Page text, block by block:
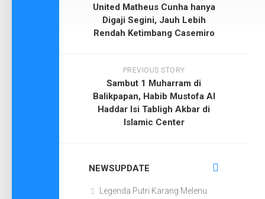
United Matheus Cunha hanya
Digaji Segini, Jauh Lebih
Rendah Ketimbang Casemiro
PREVIOUS STORY
Sambut 1 Muharram di
Balikpapan, Habib Mustofa Al
Haddar Isi Tabligh Akbar di
Islamic Center
NEWSUPDATE
Legenda Putri Karang Melenu